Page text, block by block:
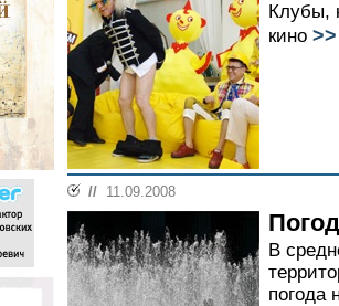
Клубы,
кино >>
// 11.09.2008
В
погода